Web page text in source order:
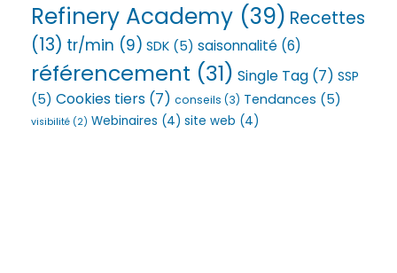
Refinery Academy (39) Recettes
(13) tr/min (9) SDK (5) saisonnalité (6)
référencement (31) Single Tag (7) SSP
(5) Cookies tiers (7) conseils (3) Tendances (5)
visibilité (2) Webinaires (4) site web (4)